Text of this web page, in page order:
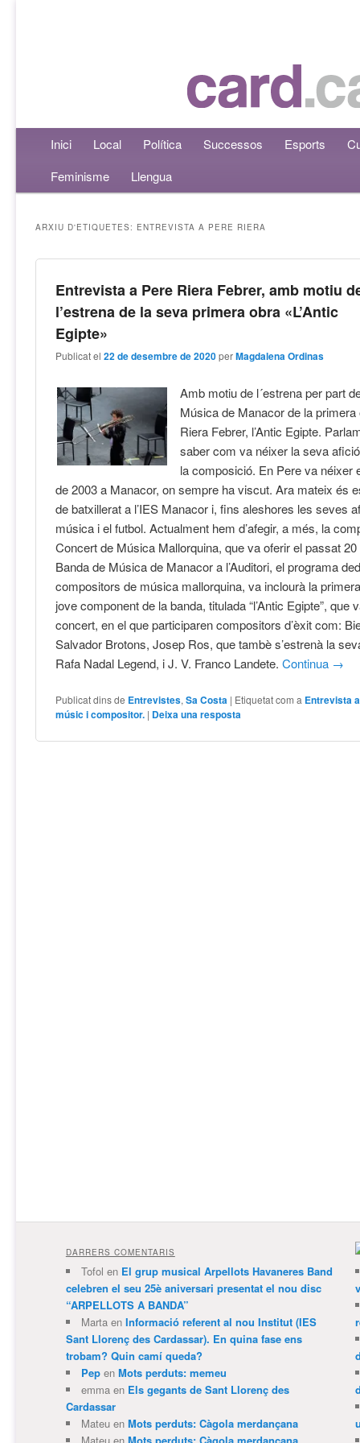
Menú principalAneu al contingut principal
Aneu al contingut secundari
Inici Local Política Successos Esports
Feminisme
Llengua
ARXIU D'ETIQUETES: ENTREVISTA A PERE RIERA
Entrevista a Pere Riera Febrer, amb motiu
l’estrena de la seva primera obra «L’Antic
Egipte»
Publicat el22 de desembre de 2020 perMagdalena Ordinas
Amb motiu de l´estrena per part
Música de Manacor de la
Riera Febrer, l’Antic Egipte.
saber com va néixer la seva
la composició. En Pere va néixer
de 2003 a Manacor, on sempre ha viscut. Ara mateix és
de batxillerat a l’IES Manacor i, fins aleshores les seves
música i el futbol. Actualment hem d’afegir, a més, la
Concert de Música Mallorquina, que va oferir el passat
Banda de Música de Manacor a l’Auditori, el programa
compositors de música mallorquina, va inclourà la
jove component de la banda, titulada “l’Antic Egipte”, que
concert, en el que participaren compositors d’èxit com:
Salvador Brotons, Josep Ros, que tambè s’estrenà la
Rafa Nadal Legend, i J. V. Franco Landete.Continua →
Publicat dins de Entrevistes,Sa Costa | Etiquetat com a Entrevista
músic i compositor. | Deixa una resposta
DARRERS COMENTARIS
Tofol en El grup musical Arpellots Havaneres Band
celebren el seu 25è aniversari presentat el nou disc
“ARPELLOTS A BANDA”
Martaen Informació referent al nou Institut (IES
Sant Llorenç des Cardassar). En quina fase ens
trobam? Quin camí queda?
Pepen Mots perduts: memeu
emmaen Els gegants de Sant Llorenç des
Cardassar
Mateuen Mots perduts: Càgola merdançana